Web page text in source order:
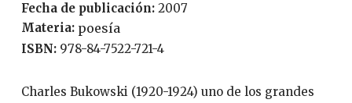
Fecha de publicación:
2007
Materia: poesía
ISBN: 978-84-7522-721-4
Charles Bukowski (1920-1924) uno de los grandes